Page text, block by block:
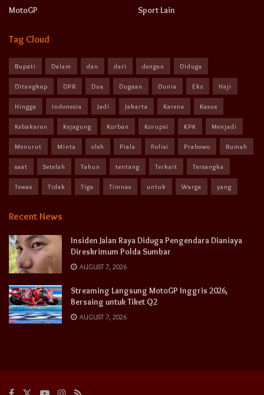
MotoGP
Sport Lain
Tag Cloud
Bupati Dalam dan dari dengan Diduga
Ditangkap DPR Dua Dugaan Dunia Eks Haji
Hingga Indonesia Jadi Jakarta Karena Kasus
Kebakaran Kejagung Korban Korupsi KPK Menjadi
Menurut Minta oleh Piala Polisi Prabowo Rumah
saat Setelah Tahun tentang Terkait Tersangka
Tewas Tidak Tiga Timnas untuk Warga yang
Recent News
Insiden Jalan Raya Diduga Pengendara Dianiaya
Direskrimum Polda Sumbar
AUGUST 7, 2026
Streaming Langsung MotoGP Inggris 2026,
Bersaing untuk Tiket Q2
AUGUST 7, 2026